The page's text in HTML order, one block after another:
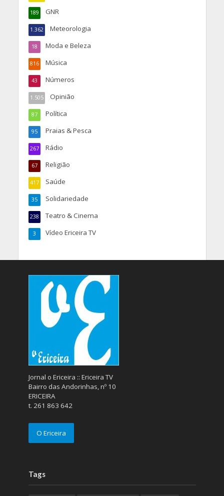
GNR
189
Meteorologia
1.362
Moda e Beleza
18
Música
816
Números
43
Opinião
1.505
Política
87
Praias & Pesca
95
Rádio
267
Religião
67
Saúde
417
Solidariedade
35
Teatro & Cinema
238
Vídeo Ericeira TV
3
Jornal o Ericeira :: Ericeira TV
Bairro das Andorinhas, nº 10
ERICEIRA
t. 261 863 642
O Ericeira
Tags